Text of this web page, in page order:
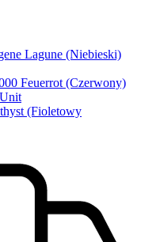
Lagune (Niebieski)
Feuerrot (Czerwony)
(Fioletowy